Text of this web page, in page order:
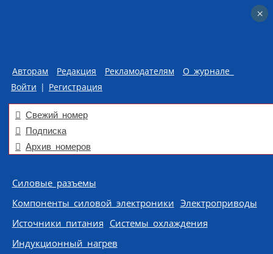
Авторам Редакция Рекламодателям
О журнале
Войти | Регистрация
Свежий номер
Подписка
Архив номеров
Skip to content
Силовые разъемы
Компоненты силовой электроники Электроприводы
Источники питания Системы охлаждения
Индукционный нагрев
×
×